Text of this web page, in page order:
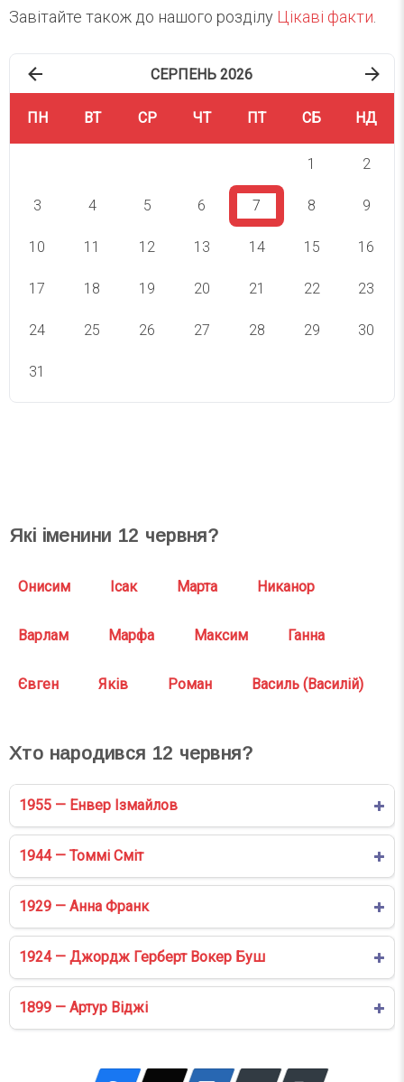
Завітайте також до нашого розділу Цікаві факти.
СЕРПЕНЬ 2026
ПН ВТ СР ЧТ ПТ СБ НД
1 2
3 4 5 6 7 8 9
10 11 12 13 14 15 16
17 18 19 20 21 22 23
24 25 26 27 28 29 30
31
Які іменини 12 червня?
Онисим Ісак Марта Никанор
Варлам Марфа Максим Ганна
Євген Яків Роман Василь (Василій)
Хто народився 12 червня?
1955 — Енвер Ізмайлов
1944 — Томмі Сміт
1929 — Анна Франк
1924 — Джордж Герберт Вокер Буш
1899 — Артур Віджі